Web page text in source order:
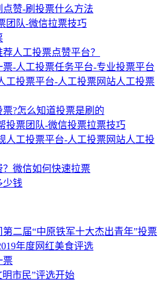
赞-刷投票什么方法
团队-微信拉票技巧
人工投票点赞平台？
票-人工投票任务平台-专业投票平台
工投票平台-人工投票网站人工投票
?怎么知道投票是刷的
投票团队-微信投票拉票技巧
人工投票平台-人工投票网站人工投
？微信如何快速拉票
少钱
二届“中原铁军十大杰出青年”投票
年度网红美食评选
票
明市民”评选开始